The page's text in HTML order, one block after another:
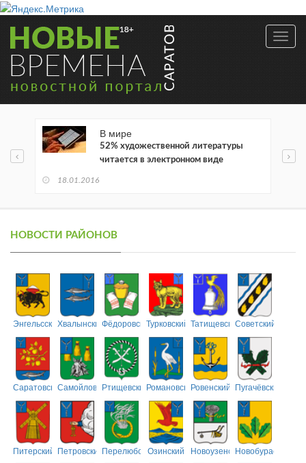
В мире
52% художественной литературы
читается в электронном виде
18.01.2016
НОВОСТИ РАЙОНОВ
ЭнгельсскийХвалынскийФёдоровскийТурковский ТатищевскийСоветский
СаратовскийСамойловскийРтищевскийРомановскийРовенский Пугачёвский
Питерский ПетровскийПерелюбскийОзинский НовоузенскийНовобурасский